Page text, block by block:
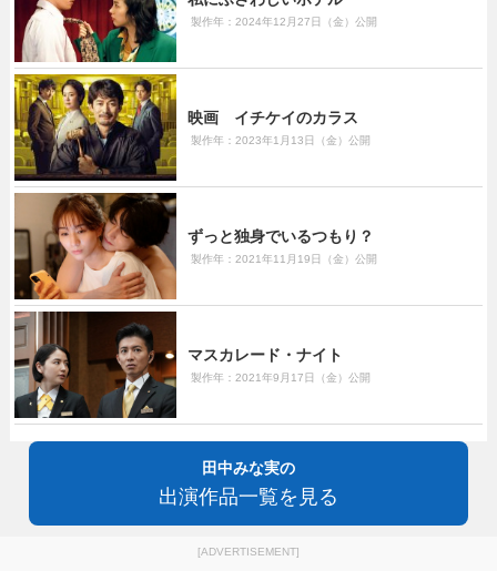
製作年：2024年12月27日（金）公開
映画 イチケイのカラス
製作年：2023年1月13日（金）公開
ずっと独身でいるつもり？
製作年：2021年11月19日（金）公開
マスカレード・ナイト
製作年：2021年9月17日（金）公開
田中みな実の
出演作品一覧を見る
[ADVERTISEMENT]